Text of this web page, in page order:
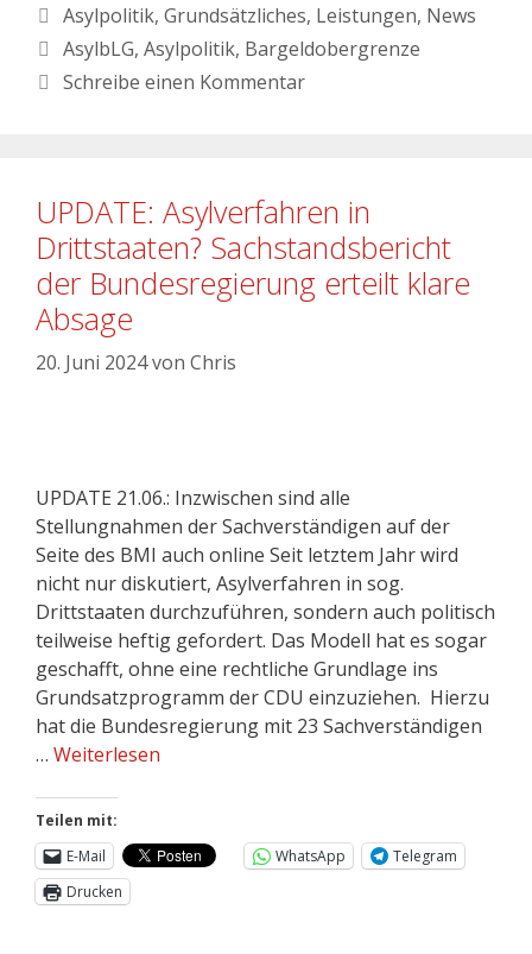
Asylpolitik, Grundsätzliches, Leistungen, News
AsylbLG, Asylpolitik, Bargeldobergrenze
Schreibe einen Kommentar
UPDATE: Asylverfahren in
Drittstaaten? Sachstandsbericht
der Bundesregierung erteilt klare
Absage
20. Juni 2024von Chris
UPDATE 21.06.: Inzwischen sind alle
Stellungnahmen der Sachverständigen auf der
Seite des BMI auch online Seit letztem Jahr wird
nicht nur diskutiert, Asylverfahren in sog.
Drittstaaten durchzuführen, sondern auch politisch
teilweise heftig gefordert. Das Modell hat es sogar
geschafft, ohne eine rechtliche Grundlage ins
Grundsatzprogramm der CDU einzuziehen. Hierzu
hat die Bundesregierung mit 23 Sachverständigen
… Weiterlesen
Teilen mit:
E-Mail
WhatsApp
Telegram
Drucken